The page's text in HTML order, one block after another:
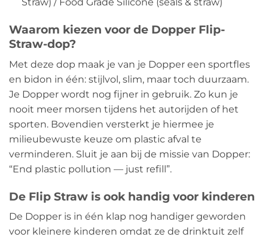
Straw) / Food Grade Silicone (seals & straw)
Waarom kiezen voor de Dopper Flip-
Straw-dop?
Met deze dop maak je van je Dopper een sportfles
en bidon in één: stijlvol, slim, maar toch duurzaam.
Je Dopper wordt nog fijner in gebruik. Zo kun je
nooit meer morsen tijdens het autorijden of het
sporten. Bovendien versterkt je hiermee je
milieubewuste keuze om plastic afval te
verminderen. Sluit je aan bij de missie van Dopper:
“End plastic pollution — just refill”.
De Flip Straw is ook handig voor kinderen
De Dopper is in één klap nog handiger geworden
voor kleinere kinderen omdat ze de drinktuit zelf